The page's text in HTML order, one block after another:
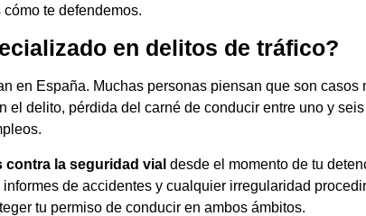
te defendemos.
en delitos de tráfico?
en España. Muchas personas piensan que son
delito, pérdida del carné de conducir entre uno y
la seguridad vial desde el momento de tu
de accidentes y cualquier irregularidad
tu permiso de conducir en ambos ámbitos.